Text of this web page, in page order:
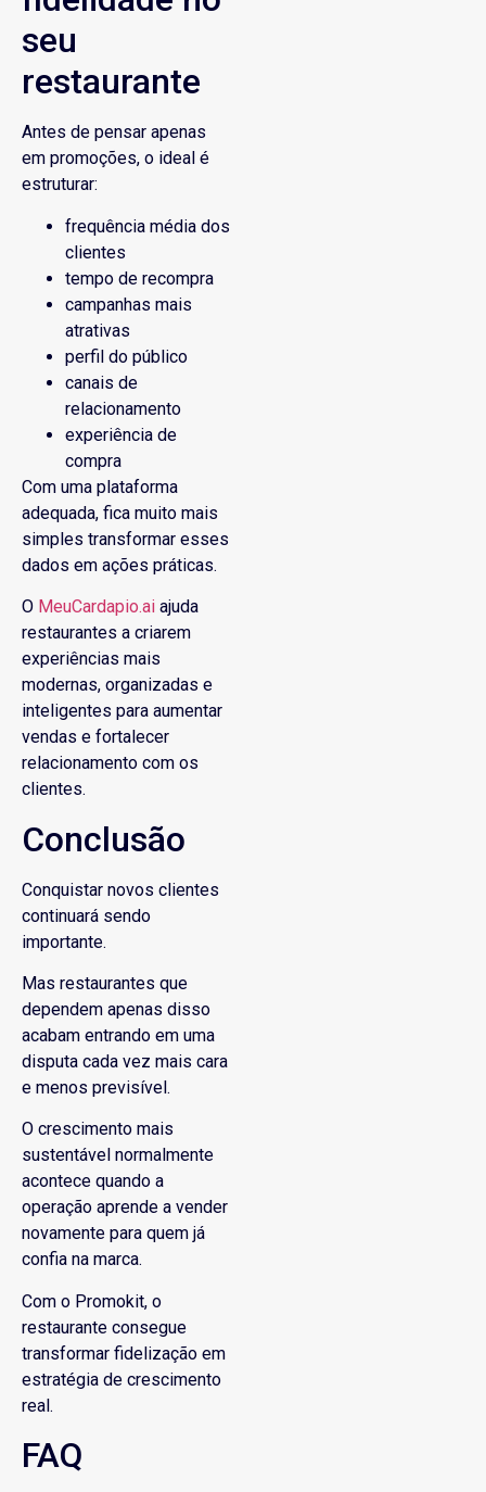
seu
restaurante
Antes de pensar apenas
em promoções, o ideal é
estruturar:
frequência média dos
clientes
tempo de recompra
campanhas mais
atrativas
perfil do público
canais de
relacionamento
experiência de
compra
Com uma plataforma
adequada, fica muito mais
simples transformar esses
dados em ações práticas.
O MeuCardapio.ai ajuda
restaurantes a criarem
experiências mais
modernas, organizadas e
inteligentes para aumentar
vendas e fortalecer
relacionamento com os
clientes.
Conclusão
Conquistar novos clientes
continuará sendo
importante.
Mas restaurantes que
dependem apenas disso
acabam entrando em uma
disputa cada vez mais cara
e menos previsível.
O crescimento mais
sustentável normalmente
acontece quando a
operação aprende a vender
novamente para quem já
confia na marca.
Com o Promokit, o
restaurante consegue
transformar fidelização em
estratégia de crescimento
real.
FAQ